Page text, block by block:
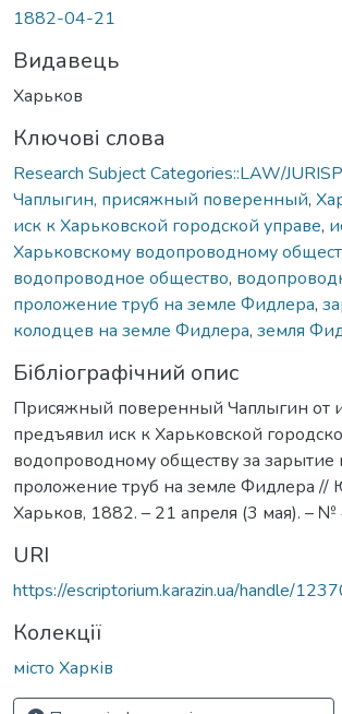
1882-04-21
Видавець
Харьков
Ключові слова
Research Subject Categories::LAW/
Чаплыгин, присяжный поверенный,
иск к Харьковской городской управе,
Харьковскому водопроводному
водопроводное общество,
проложение труб на земле Фидлера,
колодцев на земле Фидлера, земля
Бібліографічний опис
Присяжный поверенный Чаплыгин от
предъявил иск к Харьковской
водопроводному обществу за зарытие
проложение труб на земле Фидлера
Харьков, 1882. – 21 апреля (3 мая). – №
URI
https://escriptorium.karazin.ua/handle/
Колекції
місто Харків